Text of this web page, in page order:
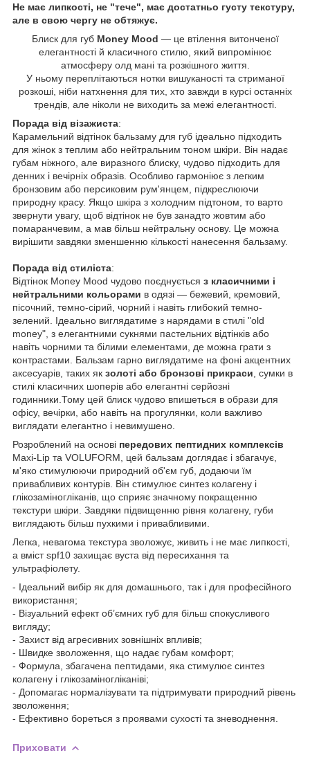
Не має липкості, не "тече", має достатньо густу текстуру,
але в свою чергу не обтяжує.
Блиск для губ Money Mood — це втілення витонченої
елегантності й класичного стилю, який випромінює
атмосферу олд мані та розкішного життя.
У ньому переплітаються нотки вишуканості та стриманої
розкоші, ніби натхнення для тих, хто завжди в курсі останніх
трендів, але ніколи не виходить за межі елегантності.
Порада від візажиста:
Карамельний відтінок бальзаму для губ ідеально підходить
для жінок з теплим або нейтральним тоном шкіри. Він надає
губам ніжного, але виразного блиску, чудово підходить для
денних і вечірніх образів. Особливо гармоніює з легким
бронзовим або персиковим рум'янцем, підкреслюючи
природну красу. Якщо шкіра з холодним підтоном, то варто
звернути увагу, щоб відтінок не був занадто жовтим або
помаранчевим, а мав більш нейтральну основу. Це можна
вирішити завдяки зменшенню кількості нанесення бальзаму.
Порада від стиліста:
Відтінок Money Mood чудово поєднується з класичними і
нейтральними кольорами в одязі — бежевий, кремовий,
пісочний, темно-сірий, чорний і навіть глибокий темно-
зелений. Ідеально виглядатиме з нарядами в стилі "old
money", з елегантними сукнями пастельних відтінків або
навіть чорними та білими елементами, де можна грати з
контрастами. Бальзам гарно виглядатиме на фоні акцентних
аксесуарів, таких як золоті або бронзові прикраси , сумки в
стилі класичних шоперів або елегантні серйозні
годинники.Тому цей блиск чудово впишеться в образи для
офісу, вечірки, або навіть на прогулянки, коли важливо
виглядати елегантно і невимушено.
Розроблений на основі передових пептидних комплексів
Maxi-Lip та VOLUFORM, цей бальзам доглядає і збагачує,
м'яко стимулюючи природний об'єм губ, додаючи їм
привабливих контурів. Він стимулює синтез колагену і
глікозаміногліканів, що сприяє значному покращенню
текстури шкіри. Завдяки підвищенню рівня колагену, губи
виглядають більш пухкими і привабливими.
Легка, невагома текстура зволожує, живить і не має липкості,
а вміст spf10 захищає вуста від пересихання та
ультрафіолету.
- Ідеальний вибір як для домашнього, так і для професійного
використання;
- Візуальний ефект об’ємних губ для більш спокусливого
вигляду;
- Захист від агресивних зовнішніх впливів;
- Швидке зволоження, що надає губам комфорт;
- Формула, збагачена пептидами, яка стимулює синтез
колагену і глікозаміногліканіві;
- Допомагає нормалізувати та підтримувати природний рівень
зволоження;
- Ефективно бореться з проявами сухості та зневоднення.
Приховати